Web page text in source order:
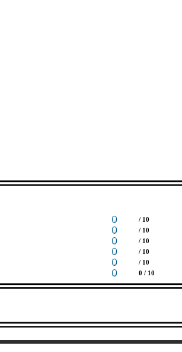
/ 10
/ 10
/ 10
/ 10
/ 10
0 / 10